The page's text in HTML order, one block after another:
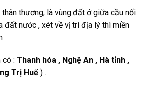
thân thương, là vùng đất ở giữa cầu nối
đất nước , xét về vị trí địa lý thì miền
có : Thanh hóa , Nghệ An , Hà tỉnh ,
Trị Huế ) .